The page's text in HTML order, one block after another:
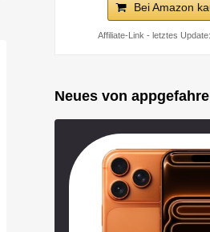
Bei Amazon
Affiliate-Link - letztes
Neues von